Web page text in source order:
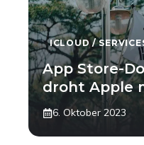
ICLOUD /
App Store-
droht Apple
6. Oktober 2023